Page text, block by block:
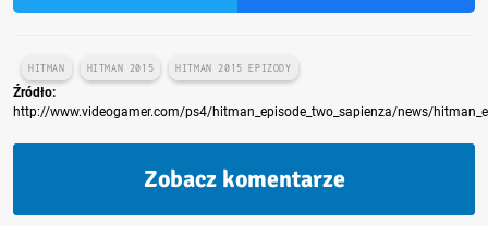
HITMAN HITMAN 2015 HITMAN 2015 EPIZODY
Źródło:
http://www.videogamer.com/ps4/hitman_episode_two_sapienza/news/
Zobacz komentarze